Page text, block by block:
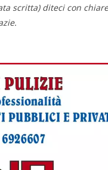
scritta) diteci con